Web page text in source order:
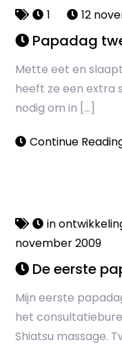
1 12
Papadag
Mette eet en
heeft ze een extra
nodig om in […]
Continue
in
november 2009
De eerste
Mijn eerste
het
Shiatsu massage.